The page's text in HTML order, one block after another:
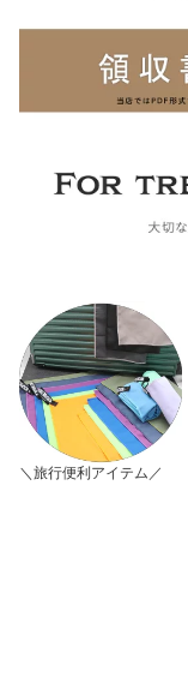
＼旅行便利アイテム／